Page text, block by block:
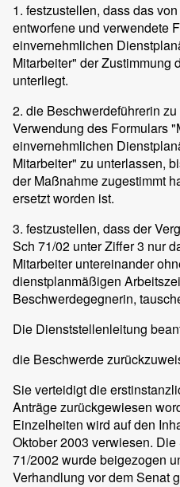
1. festzustellen, dass das
entworfene und verwendete
einvernehmlichen
Mitarbeiter" der Zustimmung
unterliegt.
2. die Beschwerdeführerin
Verwendung des Formulars
einvernehmlichen
Mitarbeiter" zu unterlassen,
der Maßnahme zugestimmt
ersetzt worden ist.
3. festzustellen, dass der
Sch 71/02 unter Ziffer 3 nur
Mitarbeiter untereinander
dienstplanmäßigen
Beschwerdegegnerin,
Die Dienststellenleitung
die Beschwerde
Sie verteidigt die
Anträge zurückgewiesen
Einzelheiten wird auf den
Oktober 2003 verwiesen.
71/2002 wurde beigezogen
Verhandlung vor dem Senat